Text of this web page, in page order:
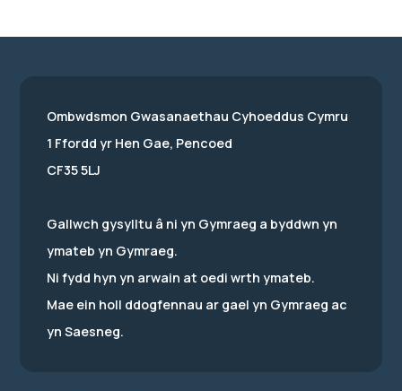
Ombwdsmon Gwasanaethau Cyhoeddus Cymru
1 Ffordd yr Hen Gae, Pencoed
CF35 5LJ
Gallwch gysylltu â ni yn Gymraeg a byddwn yn
ymateb yn Gymraeg.
Ni fydd hyn yn arwain at oedi wrth ymateb.
Mae ein holl ddogfennau ar gael yn Gymraeg ac
yn Saesneg.